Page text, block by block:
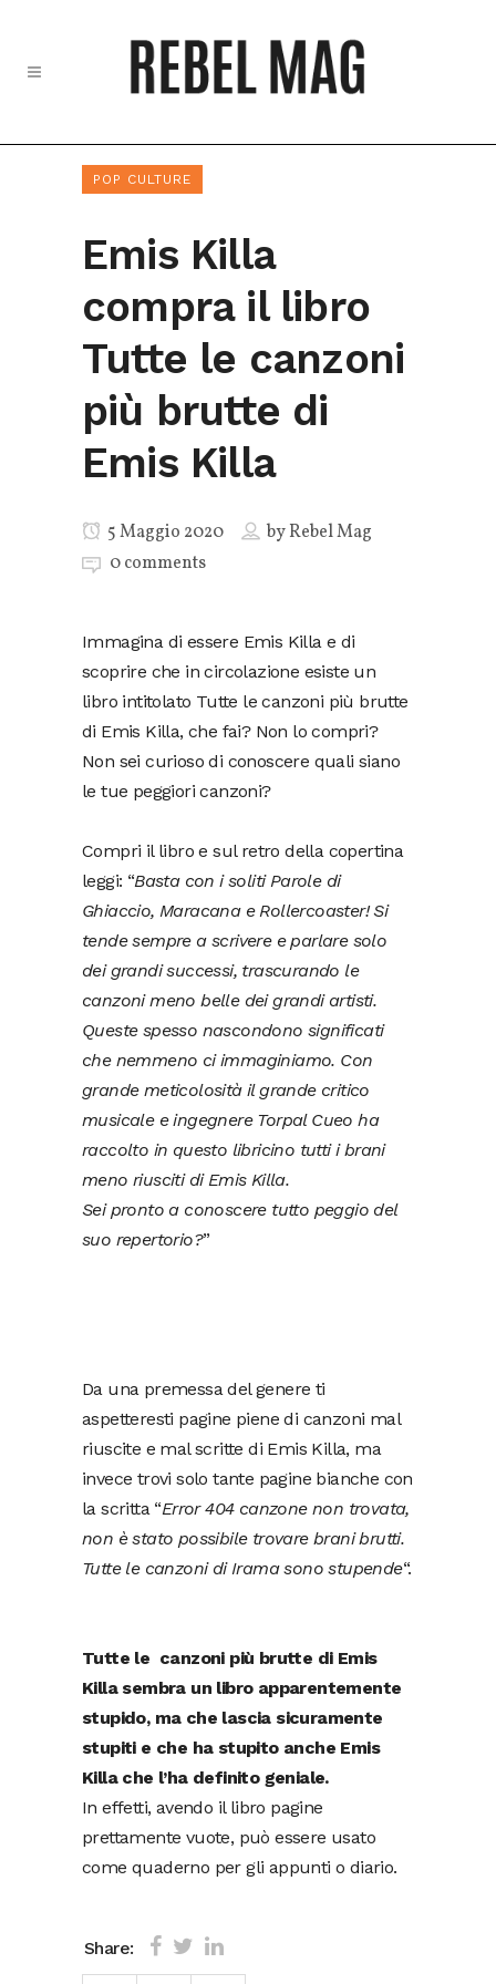
POP CULTURE
Emis Killa
compra il libro
Tutte le canzoni
più brutte di
Emis Killa
5 Maggio 2020 byRebel Mag
0 comments
Immagina di essere Emis Killa e di
scoprire che in circolazione esiste un
libro intitolato Tutte le canzoni più brutte
di Emis Killa, che fai? Non lo compri?
Non sei curioso di conoscere quali siano
le tue peggiori canzoni?
Compri il libro e sul retro della copertina
leggi: “Basta con i soliti Parole di
Ghiaccio, Maracana e Rollercoaster! Si
tende sempre a scrivere e parlare solo
dei grandi successi, trascurando le
canzoni meno belle dei grandi artisti.
Queste spesso nascondono significati
che nemmeno ci immaginiamo. Con
grande meticolosità il grande critico
musicale e ingegnere Torpal Cueo ha
raccolto in questo libricino tutti i brani
meno riusciti di Emis Killa.
Sei pronto a conoscere tutto peggio del
suo repertorio?”
Da una premessa del genere ti
aspetteresti pagine piene di canzoni mal
riuscite e mal scritte di Emis Killa, ma
invece trovi solo tante pagine bianche con
la scritta “Error 404 canzone non trovata,
non è stato possibile trovare brani brutti.
Tutte le canzoni di Irama sono stupende“.
Tutte le canzoni più brutte di Emis
Killa sembra un libro apparentemente
stupido, ma che lascia sicuramente
stupiti e che ha stupito anche Emis
Killa che l’ha definito geniale.
In effetti, avendo il libro pagine
prettamente vuote, può essere usato
come quaderno per gli appunti o diario.
Share: